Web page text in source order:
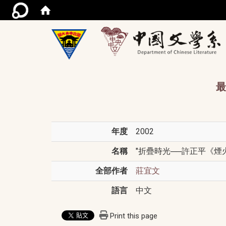
年度 2002
名稱 "折疊時光──許正平《煙
全部作者 莊宜文
語言 中文
Print this page